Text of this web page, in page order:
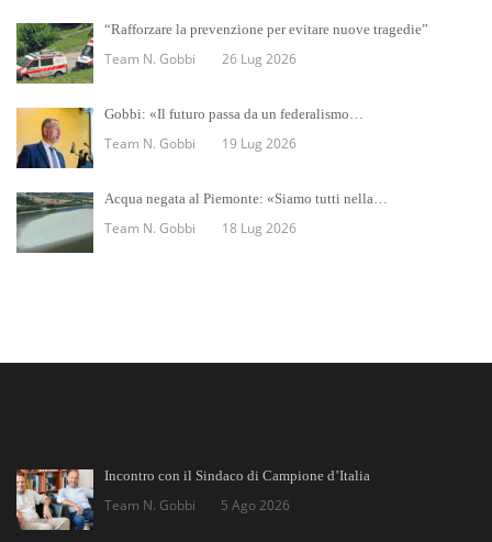
“Rafforzare la prevenzione per evitare nuove tragedie”
Team N. Gobbi 26 Lug 2026
Gobbi: «Il futuro passa da un federalismo…
Team N. Gobbi 19 Lug 2026
Acqua negata al Piemonte: «Siamo tutti nella…
Team N. Gobbi 18 Lug 2026
Incontro con il Sindaco di Campione d’Italia
Team N. Gobbi 5 Ago 2026